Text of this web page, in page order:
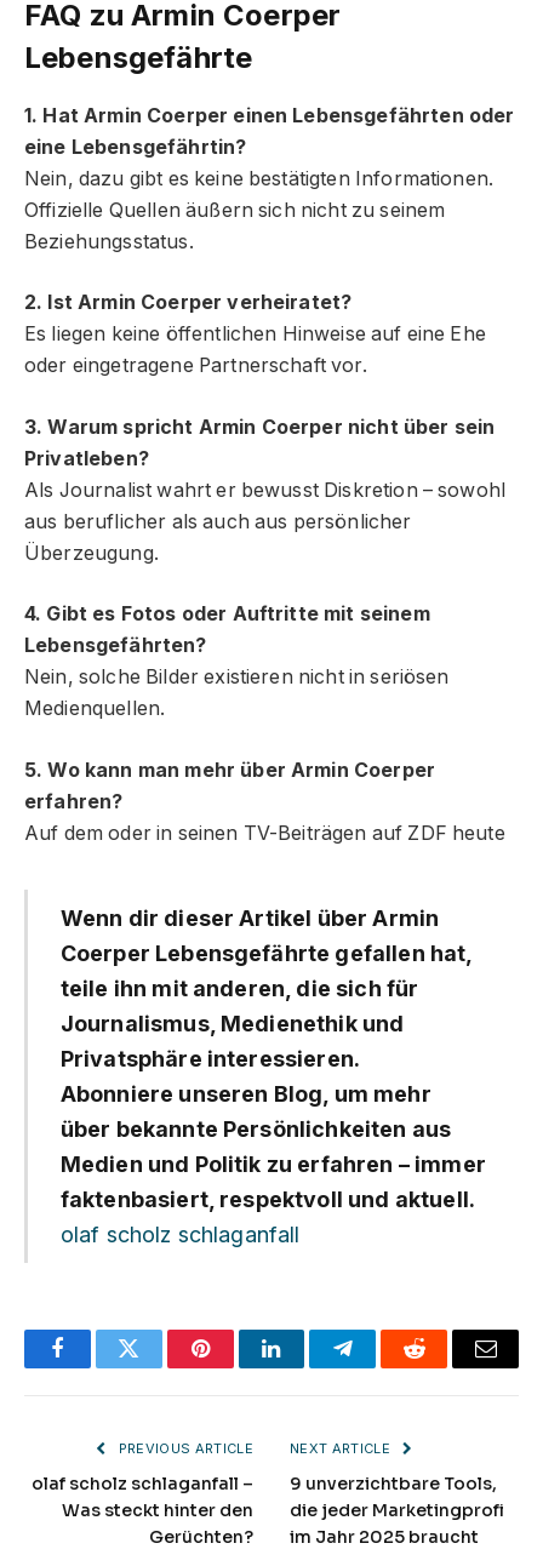
FAQ zu Armin Coerper
Lebensgefährte
1. Hat Armin Coerper einen Lebensgefährten oder
eine Lebensgefährtin?
Nein, dazu gibt es keine bestätigten Informationen.
Offizielle Quellen äußern sich nicht zu seinem
Beziehungsstatus.
2. Ist Armin Coerper verheiratet?
Es liegen keine öffentlichen Hinweise auf eine Ehe
oder eingetragene Partnerschaft vor.
3. Warum spricht Armin Coerper nicht über sein
Privatleben?
Als Journalist wahrt er bewusst Diskretion – sowohl
aus beruflicher als auch aus persönlicher
Überzeugung.
4. Gibt es Fotos oder Auftritte mit seinem
Lebensgefährten?
Nein, solche Bilder existieren nicht in seriösen
Medienquellen.
5. Wo kann man mehr über Armin Coerper
erfahren?
Auf dem oder in seinen TV-Beiträgen auf ZDF heute
Wenn dir dieser Artikel über Armin
Coerper Lebensgefährte gefallen hat,
teile ihn mit anderen, die sich für
Journalismus, Medienethik und
Privatsphäre interessieren.
Abonniere unseren Blog, um mehr
über bekannte Persönlichkeiten aus
Medien und Politik zu erfahren – immer
faktenbasiert, respektvoll und aktuell.
olaf scholz schlaganfall
FacebookTwitter PinterestLinkedInTelegramReddit Email
PREVIOUS ARTICLE
olaf scholz schlaganfall –
Was steckt hinter den
Gerüchten?
NEXT ARTICLE
9 unverzichtbare Tools,
die jeder Marketingprofi
im Jahr 2025 braucht